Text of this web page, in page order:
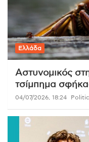
Ελλάδα
Αστυνομικός
τσίμπημα
04/07/2026, 18:24